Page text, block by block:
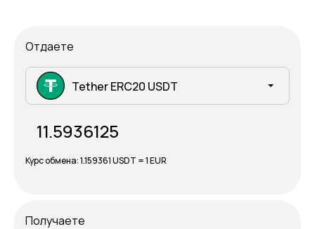
Отдаете
Tether ERC20 USDT
Курс обмена:1.159361 USDT = 1 EUR
Получаете